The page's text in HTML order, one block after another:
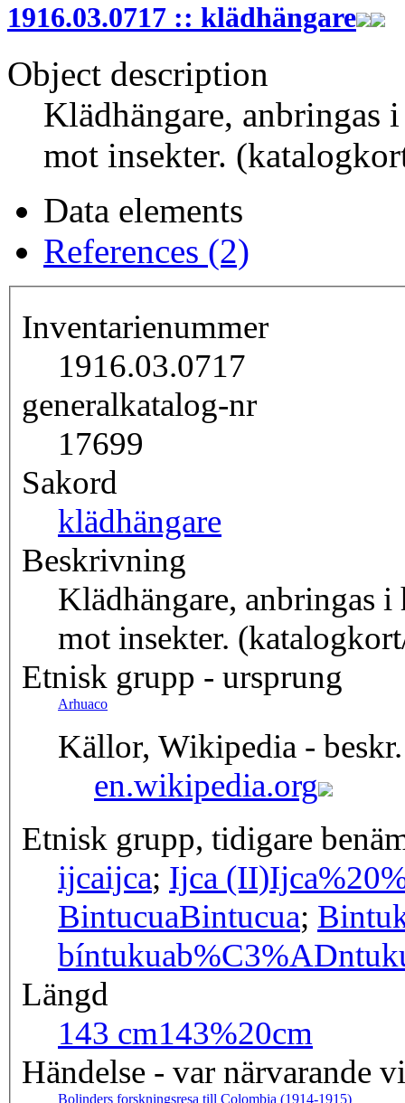
1916.03.0717 :: klädhängare
Object description
Klädhängare, anbringas
mot insekter.
Data elements
References (2)
Inventarienummer
1916.03.0717
generalkatalog-nr
17699
Sakord
klädhängare
Beskrivning
Klädhängare, anbringas
mot insekter.
Etnisk grupp - ursprung
Arhuaco
Källor, Wikipedia -
en.wikipedia.org
Etnisk grupp, tidigare
ijcaijca; Ijca (II)
BintucuaBintucua;
bíntukua
Längd
143 cm143%20cm
Händelse - var närvarande
Bolinders forskningsresa till Colombia (1914-1915)